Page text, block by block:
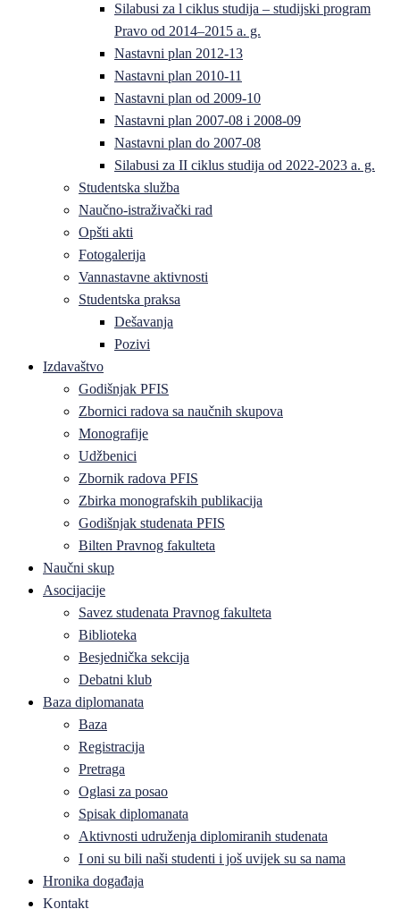
Silabusi za l ciklus studija – studijski program
Pravo od 2014–2015 a. g.
Nastavni plan 2012-13
Nastavni plan 2010-11
Nastavni plan od 2009-10
Nastavni plan 2007-08 i 2008-09
Nastavni plan do 2007-08
Silabusi za II ciklus studija od 2022-2023 a. g.
Studentska služba
Naučno-istraživački rad
Opšti akti
Fotogalerija
Vannastavne aktivnosti
Studentska praksa
Dešavanja
Pozivi
Izdavaštvo
Godišnjak PFIS
Zbornici radova sa naučnih skupova
Monografije
Udžbenici
Zbornik radova PFIS
Zbirka monografskih publikacija
Godišnjak studenata PFIS
Bilten Pravnog fakulteta
Naučni skup
Asocijacije
Savez studenata Pravnog fakulteta
Biblioteka
Besjednička sekcija
Debatni klub
Baza diplomanata
Baza
Registracija
Pretraga
Oglasi za posao
Spisak diplomanata
Aktivnosti udruženja diplomiranih studenata
I oni su bili naši studenti i još uvijek su sa nama
Hronika događaja
Kontakt